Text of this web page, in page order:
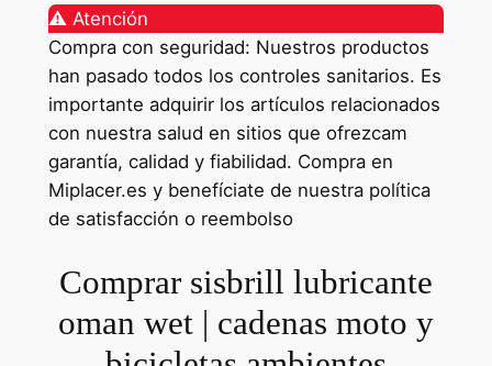
⚠️ Atención
Compra con seguridad: Nuestros productos
han pasado todos los controles sanitarios. Es
importante adquirir los artículos relacionados
con nuestra salud en sitios que ofrezcam
garantía, calidad y fiabilidad. Compra en
Miplacer.es y benefíciate de nuestra política
de satisfacción o reembolso
Comprar sisbrill lubricante
oman wet | cadenas moto y